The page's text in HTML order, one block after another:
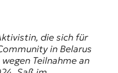
die sich für
in Belarus
Teilnahme an